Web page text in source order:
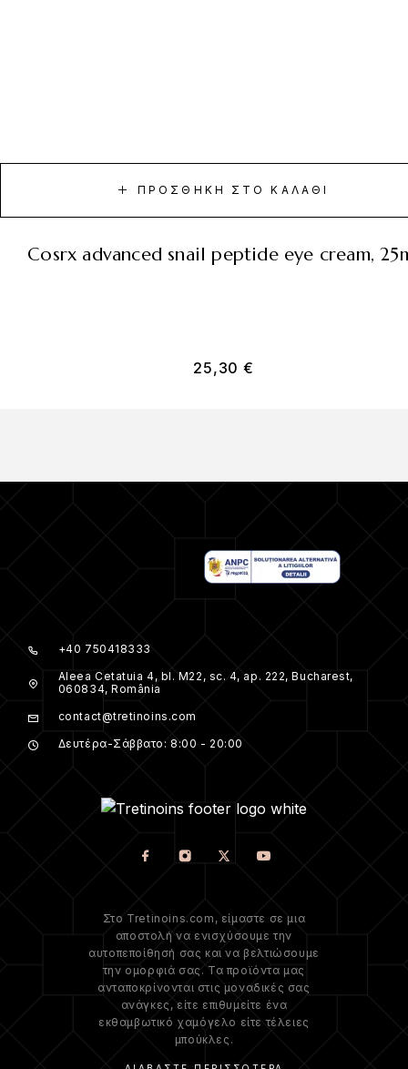
ΠΡΟΣΘΉΚΗ ΣΤΟ ΚΑΛΆΘΙ
cosrx advanced snail peptide eye cream,
25,30 €
+40 750418333
Aleea Cetatuia 4, bl. M22, sc. 4, ap. 222, Bucharest,
060834, România
contact@tretinoins.com
Δευτέρα-Σάββατο: 8:00 - 20:00
Στο Tretinoins.com, είμαστε σε μια
αποστολή να ενισχύσουμε την
αυτοπεποίθησή σας και να βελτιώσουμε
την ομορφιά σας. Τα προϊόντα μας
ανταποκρίνονται στις μοναδικές σας
ανάγκες, είτε επιθυμείτε ένα
εκθαμβωτικό χαμόγελο είτε τέλειες
μπούκλες.